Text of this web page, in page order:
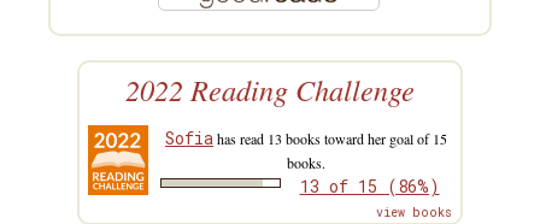
2022 Reading Challenge
Sofiahas read 13 books toward her goal of 15
books.
13 of 15 (86%)
view books